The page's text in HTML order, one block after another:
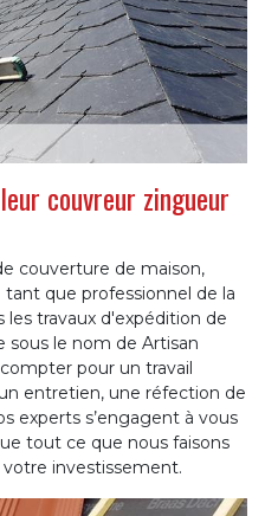
couvreur zingueur
couverture de maison,
que professionnel de la
travaux d'expédition de
sous le nom de Artisan
pour un travail
entretien, une réfection de
experts s’engagent à vous
tout ce que nous faisons
investissement.